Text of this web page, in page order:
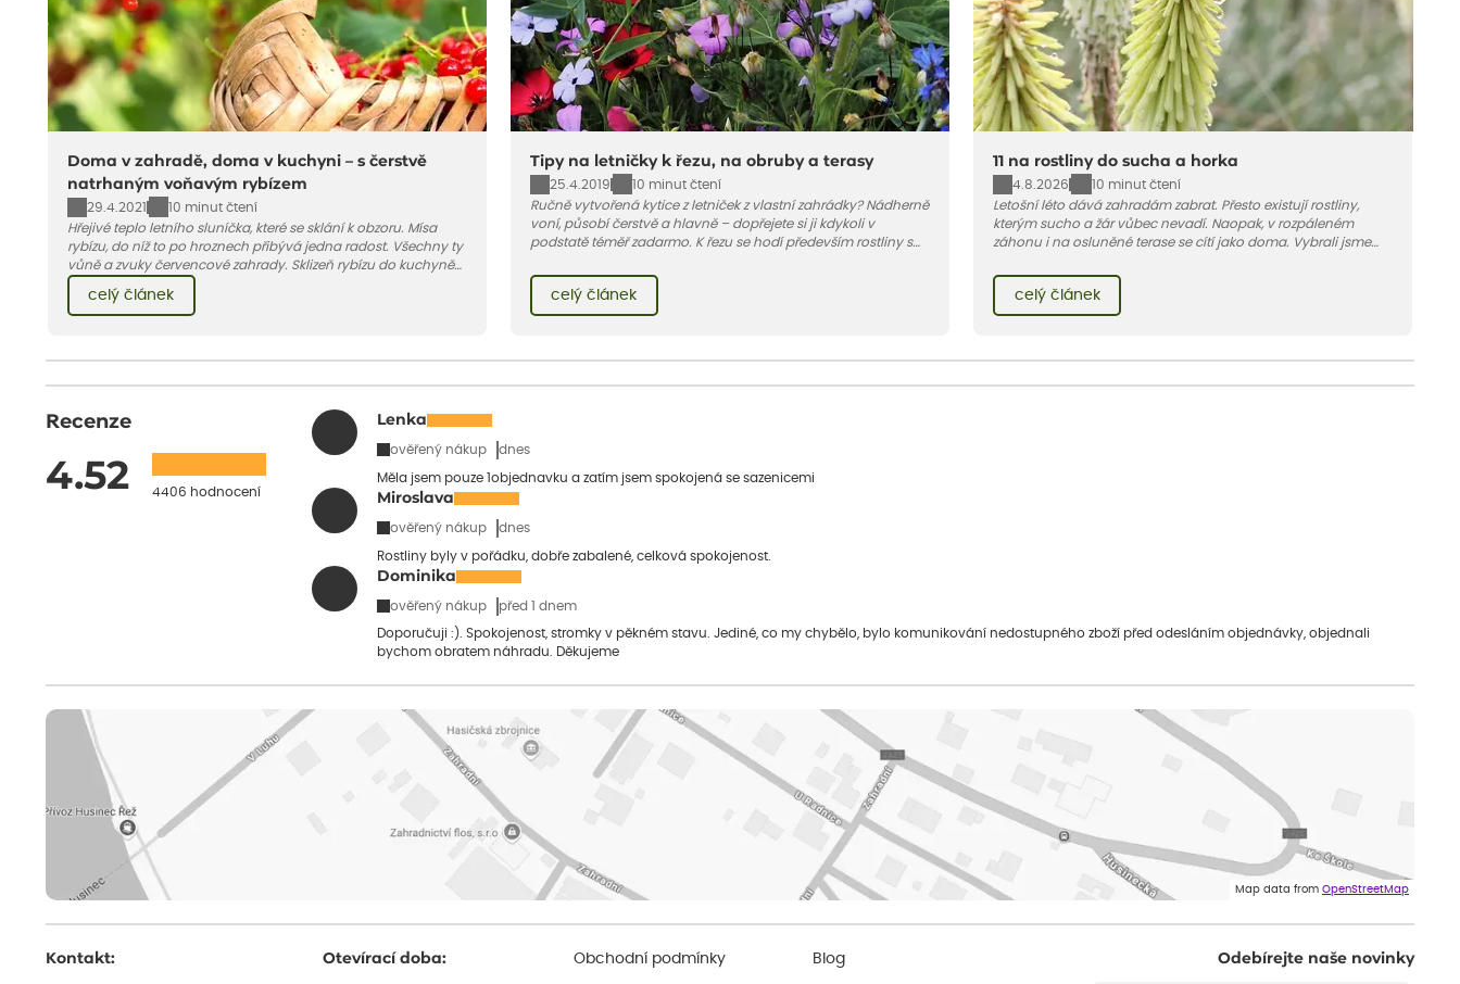
Doma v zahradě, doma v kuchyni – s čerstvě
natrhaným voňavým rybízem
29.4.2021
10 minut čtení
Hřejivé teplo letního sluníčka, které se sklání k obzoru. Mísa
rybízu, do níž to po hroznech přibývá jedna radost. Všechny ty
vůně a zvuky červencové zahrady. Sklizeň rybízu do kuchyně
dětství při mlsání babiččina drobenkového koláče s rybízem.
celý článek
Tipy na letničky k řezu, na obruby a terasy
25.4.2019
10 minut čtení
Ručně vytvořená kytice z letniček z vlastní zahrádky? Nádherně
voní, působí čerstvě a hlavně – dopřejete si ji kdykoli v
podstatě téměř zadarmo. K řezu se hodí především rostliny s
celý článek
11 na rostliny do sucha a horka
4.8.2026
10 minut čtení
Letošní léto dává zahradám zabrat. Přesto existují rostliny,
kterým sucho a žár vůbec nevadí. Naopak, v rozpáleném
záhonu i na osluněné terase se cítí jako doma. Vybrali jsme
léto bez pravidelné zálivky. Pojďme se podívat, které to jsou.
celý článek
Recenze
4.52 4406 hodnocení
Lenka
ověřený nákup dnes
Měla jsem pouze 1objednavku a zatím jsem spokojená se sazenicemi
Miroslava
ověřený nákup dnes
Rostliny byly v pořádku, dobře zabalené, celková spokojenost.
Dominika
ověřený nákup před 1 dnem
Doporučuji :). Spokojenost, stromky v pěkném stavu. Jediné, co my chybělo, bylo komunikování nedostupného zboží před odesláním objednávky, objednali
bychom obratem náhradu. Děkujeme
Map data from OpenStreetMap
Kontakt: Otevírací doba: Obchodní podmínky Blog Odebírejte naše novinky